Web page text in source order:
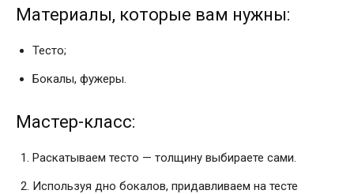
Материалы, которые вам нужны:
Тесто;
Бокалы, фужеры.
Мастер-класс:
Раскатываем тесто — толщину выбираете сами.
Используя дно бокалов, придавливаем на тесте